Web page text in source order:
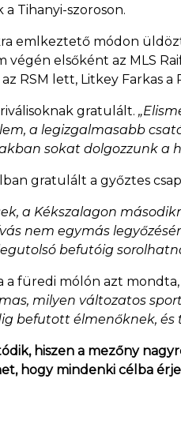
Tihanyi-szoroson.
emlkeztető módon
elsőként az MLS
RSM lett, Litkey Farkas
gratulált.
a legizgalmasabb
sokat dolgozzunk a
gratulált a győztes
a Kékszalagon
nem egymás
befutóig
a füredi mólón azt mondta,
milyen változatos
befutott élmenőknek,
hiszen a mezőny
hogy mindenki célba